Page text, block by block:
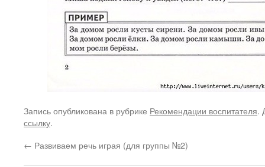
Запись опубликована в рубрике Рекомендации воспитателя.
ссылку.
← Развиваем речь играя (для группы №2)